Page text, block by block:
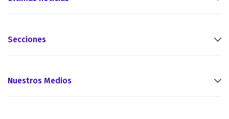
Secciones
Nuestros Medios